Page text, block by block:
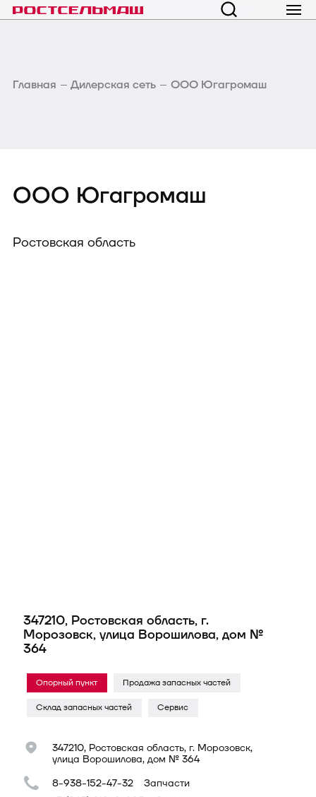
Главная Дилерская сеть ООО Югагромаш
ООО Югагромаш
Ростовская область
347210, Ростовская область, г.
Морозовск, улица Ворошилова, дом №
364
Опорный пункт Продажа запасных частей
Склад запасных частей Сервис
347210, Ростовская область, г. Морозовск,
улица Ворошилова, дом № 364
8-938-152-47-32
Запчасти